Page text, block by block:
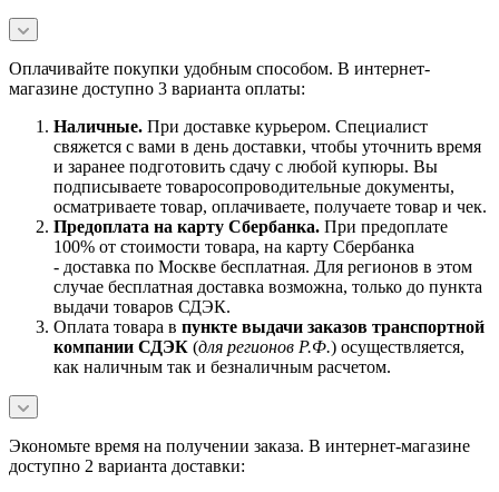
Оплачивайте покупки удобным способом. В интернет-
магазине доступно 3 варианта оплаты:
Наличные. При доставке курьером. Специалист
свяжется с вами в день доставки, чтобы уточнить время
и заранее подготовить сдачу с любой купюры. Вы
подписываете товаросопроводительные документы,
осматриваете товар, оплачиваете, получаете товар и чек.
Предоплата на карту Сбербанка. При предоплате
100% от стоимости товара, на карту Сбербанка
- доставка по Москве бесплатная. Для регионов в этом
случае бесплатная доставка возможна, только до пункта
выдачи товаров СДЭК.
Оплата товара в пункте выдачи заказов транспортной
компании СДЭК (для регионов Р.Ф.) осуществляется,
как наличным так и безналичным расчетом.
Экономьте время на получении заказа. В интернет-магазине
доступно 2 варианта доставки: